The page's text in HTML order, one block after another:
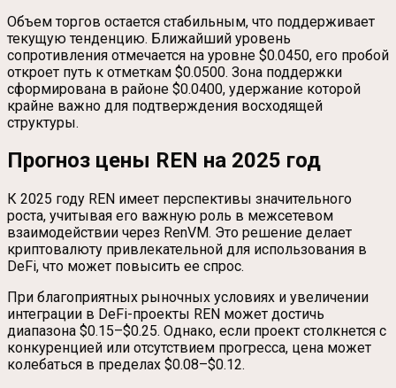
Объем торгов остается стабильным, что поддерживает
текущую тенденцию. Ближайший уровень
сопротивления отмечается на уровне $0.0450, его пробой
откроет путь к отметкам $0.0500. Зона поддержки
сформирована в районе $0.0400, удержание которой
крайне важно для подтверждения восходящей
структуры.
Прогноз цены REN на 2025 год
К 2025 году REN имеет перспективы значительного
роста, учитывая его важную роль в межсетевом
взаимодействии через RenVM. Это решение делает
криптовалюту привлекательной для использования в
DeFi, что может повысить ее спрос.
При благоприятных рыночных условиях и увеличении
интеграции в DeFi-проекты REN может достичь
диапазона $0.15–$0.25. Однако, если проект столкнется с
конкуренцией или отсутствием прогресса, цена может
колебаться в пределах $0.08–$0.12.